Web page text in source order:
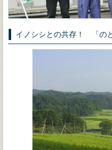
イノシシとの共存！ 「の